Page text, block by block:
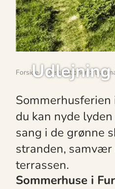
Forside Destinationer
du kan nyde
sang i de grønne
stranden, samvær
terrassen.
Sommerhuse i